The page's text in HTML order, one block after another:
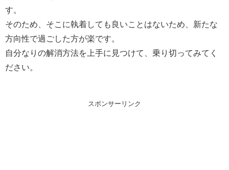
す。
そのため、そこに執着しても良いことはないため、新たな
方向性で過ごした方が楽です。
自分なりの解消方法を上手に見つけて、乗り切ってみてく
ださい。
スポンサーリンク